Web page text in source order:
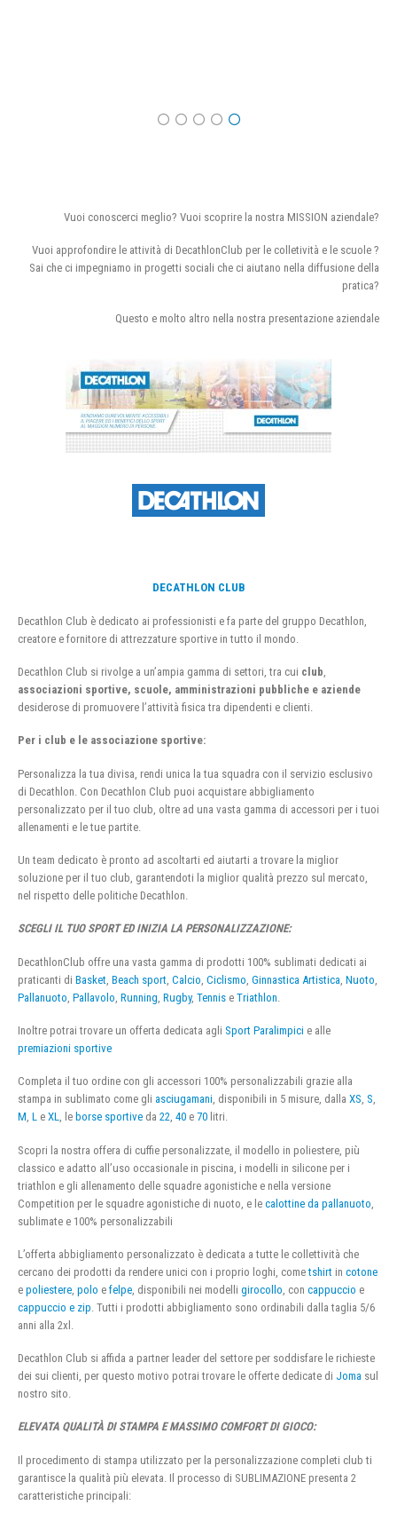
Vuoi conoscerci meglio? Vuoi scoprire la nostra MISSION aziendale?
Vuoi approfondire le attività di DecathlonClub per le colletività e le scuole ?
Sai che ci impegniamo in progetti sociali che ci aiutano nella diffusione della
pratica?
Questo e molto altro nella nostra presentazione aziendale
DECATHLON CLUB
Decathlon Club è dedicato ai professionisti e fa parte del gruppo Decathlon,
creatore e fornitore di attrezzature sportive in tutto il mondo.
Decathlon Club si rivolge a un’ampia gamma di settori, tra cui club
associazioni sportive, scuole, amministrazioni pubbliche e aziende
desiderose di promuovere l’attività fisica tra dipendenti e clienti.
Per i club e le associazione sportive:
Personalizza la tua divisa, rendi unica la tua squadra con il servizio esclusivo
di Decathlon. Con Decathlon Club puoi acquistare abbigliamento
personalizzato per il tuo club, oltre ad una vasta gamma di accessori per i tuoi
allenamenti e le tue partite.
Un team dedicato è pronto ad ascoltarti ed aiutarti a trovare la miglior
soluzione per il tuo club, garantendoti la miglior qualità prezzo sul mercato,
nel rispetto delle politiche Decathlon.
SCEGLI IL TUO SPORT ED INIZIA LA PERSONALIZZAZIONE:
DecathlonClub offre una vasta gamma di prodotti 100% sublimati dedicati ai
praticanti di Basket Beach sport Calcio Ciclismo Ginnastica Artistica Nuoto
Pallanuoto Pallavolo Running Rugby, Tennis e Triathlon
Inoltre potrai trovare un offerta dedicata agli Sport Paralimpici e alle
premiazioni sportive
Completa il tuo ordine con gli accessori 100% personalizzabili grazie alla
stampa in sublimato come gli asciugamani, disponibili in 5 misure, dalla XS, S,
M, L e XL, le borse sportive da 22, 40 e 70 litri.
Scopri la nostra offera di cuffie personalizzate, il modello in poliestere, più
classico e adatto all’uso occasionale in piscina, i modelli in silicone per i
triathlon e gli allenamento delle squadre agonistiche e nella versione
Competition per le squadre agonistiche di nuoto, e le calottine da pallanuoto
sublimate e 100% personalizzabili
L’offerta abbigliamento personalizzato è dedicata a tutte le collettività che
cercano dei prodotti da rendere unici con i proprio loghi, cometshirt in cotone
e poliestere polo e felpe , disponibili nei modelli girocollo , con cappuccio e
cappuccio e zip . Tutti i prodotti abbigliamento sono ordinabili dalla taglia 5/6
anni alla 2xl.
Decathlon Club si affida a partner leader del settore per soddisfare le richieste
dei sui clienti, per questo motivo potrai trovare le offerte dedicate di Joma sul
nostro sito.
ELEVATA QUALITÀ DI STAMPA E MASSIMO COMFORT DI GIOCO:
Il procedimento di stampa utilizzato per la personalizzazione completi club ti
garantisce la qualità più elevata. Il processo di SUBLIMAZIONE presenta 2
caratteristiche principali: